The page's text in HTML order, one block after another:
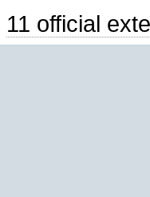
11 official